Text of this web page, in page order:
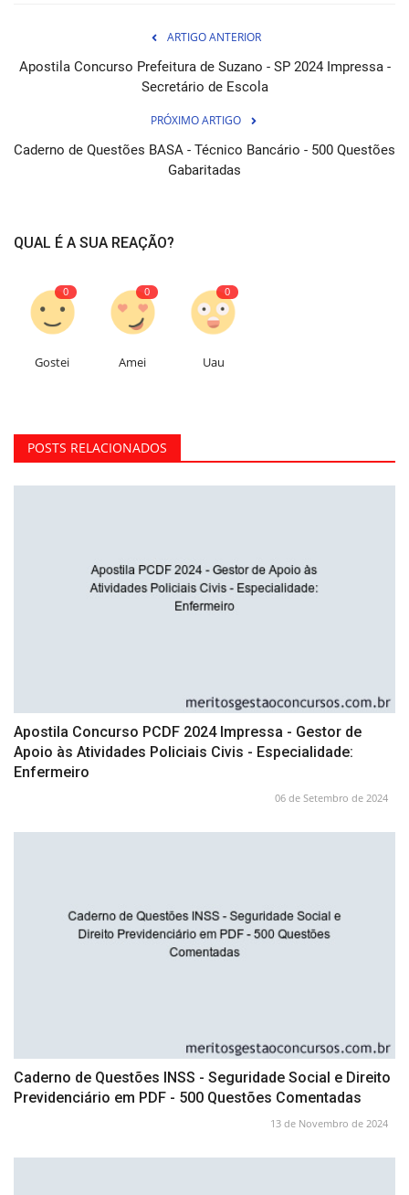
ARTIGO ANTERIOR
Apostila Concurso Prefeitura de Suzano - SP 2024 Impressa -
Secretário de Escola
PRÓXIMO ARTIGO
Caderno de Questões BASA - Técnico Bancário - 500 Questões
Gabaritadas
QUAL É A SUA REAÇÃO?
0
Gostei
0
Amei
0
Uau
POSTS RELACIONADOS
Apostila Concurso PCDF 2024 Impressa - Gestor de
Apoio às Atividades Policiais Civis - Especialidade:
Enfermeiro
06 de Setembro de 2024
Caderno de Questões INSS - Seguridade Social e Direito
Previdenciário em PDF - 500 Questões Comentadas
13 de Novembro de 2024